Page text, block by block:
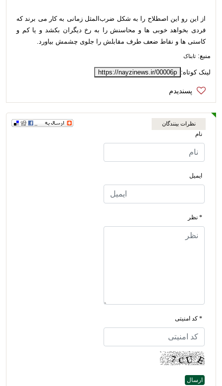
از این رو این اصطلاح را به شکل ضرب‌المثل زمانی به کار می برند که
فردی بخواهد خوبی ها و محاسنش را به رخ دیگران بکشد و یا کم و
کاستی ها و نقاط ضعف طرف مقابلش را جلوی چشمش بیاورد.
منبع: تابناک
لینک کوتاه: https://nayzinews.ir/00006p
نظرات بینندگان
نام
ایمیل
* نظر
* کد امنیتی